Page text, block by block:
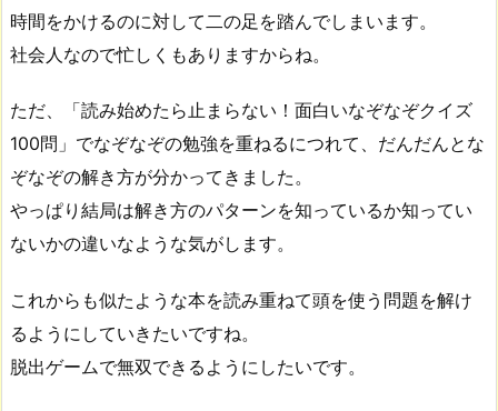
時間をかけるのに対して二の足を踏んでしまいます。
社会人なので忙しくもありますからね。
ただ、「読み始めたら止まらない！面白いなぞなぞクイズ
100問」でなぞなぞの勉強を重ねるにつれて、だんだんとな
ぞなぞの解き方が分かってきました。
やっぱり結局は解き方のパターンを知っているか知ってい
ないかの違いなような気がします。
これからも似たような本を読み重ねて頭を使う問題を解け
るようにしていきたいですね。
脱出ゲームで無双できるようにしたいです。